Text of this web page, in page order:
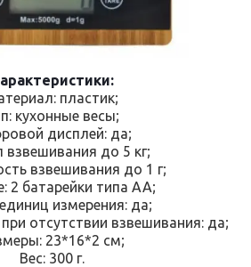
пластик;
кухонные весы;
дисплей: да;
взвешивания до 5 кг;
взвешивания до 1 г;
2 батарейки типа АА;
измерения: да;
отсутствии взвешивания: да;
23*16*2 см;
Вес: 300 г.